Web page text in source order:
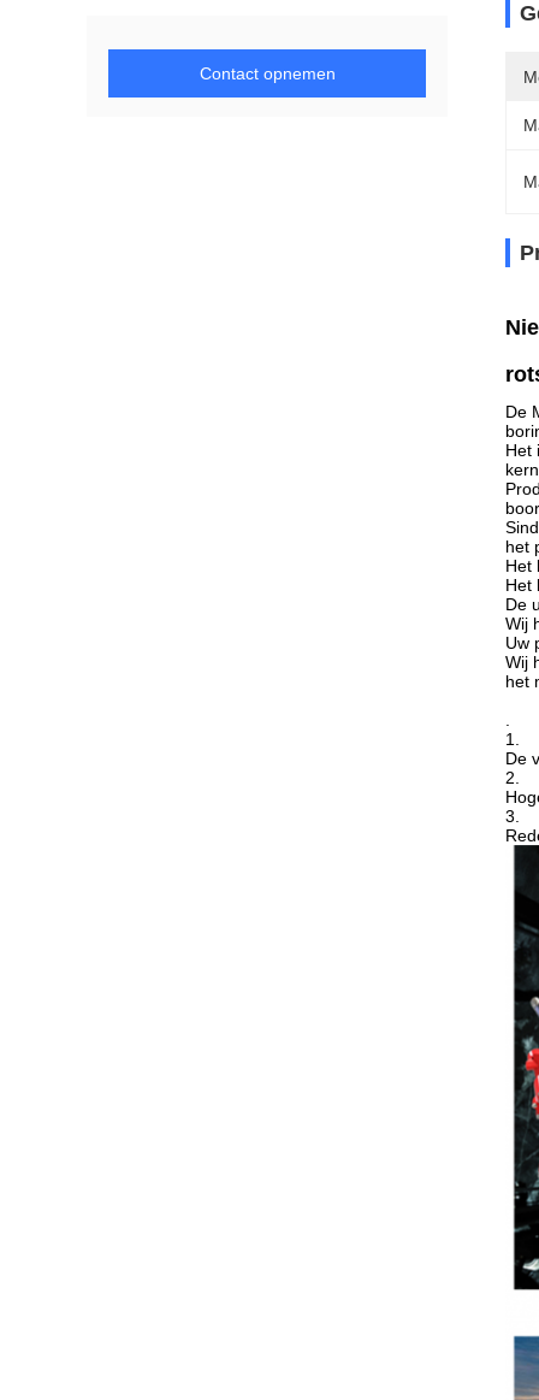
Contact opnemen
De
Het
het
Het
Het
De
Wij
Uw
Wij
het
1.
De
2.
3.